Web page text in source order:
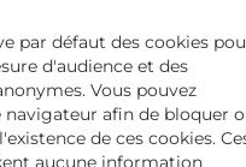
Pays Haut Languedoc et
par défaut des cookies
d'audience et des
Vous pouvez
afin de bloquer
de ces cookies.
aucune information